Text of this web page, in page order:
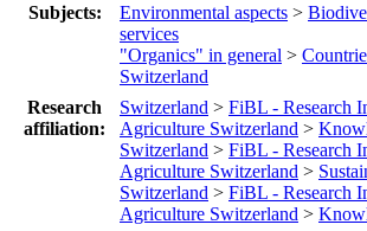
Subjects:
Environmental aspects >
services
"Organics" in general >
Switzerland
Research
affiliation:
Switzerland > FiBL - Research
Agriculture Switzerland >
Switzerland > FiBL - Research
Agriculture Switzerland >
Switzerland > FiBL - Research
Agriculture Switzerland >